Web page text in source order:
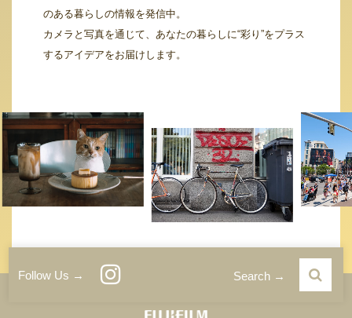
Follow Us → Search →
のある暮らしの情報を発信中。
カメラと写真を通じて、あなたの暮らしに“彩り”をプラス
するアイデアをお届けします。
プライバシーポリシー